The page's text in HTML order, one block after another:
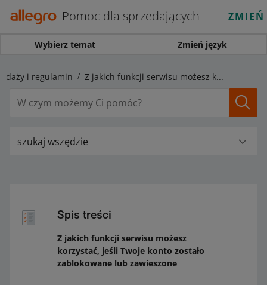
Pomoc dla sprzedających
Wybierz temat Zmień język
i regulamin Z jakich funkcji serwisu możesz korzystać, jeśli Twoje konto zostało zablokowane lub zawieszone
szukaj wszędzie
Spis treści
Z jakich funkcji serwisu możesz
korzystać, jeśli Twoje konto zostało
zablokowane lub zawieszone